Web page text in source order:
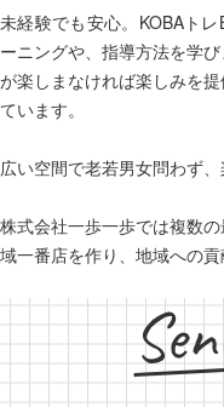
未経験でも安心。KOBAト
ーニングや、指導方法を学
が楽しまなければ楽しみを
ています。
広い空間で老若男女問わず
株式会社一歩一歩では複数
域一番店を作り、地域への貢